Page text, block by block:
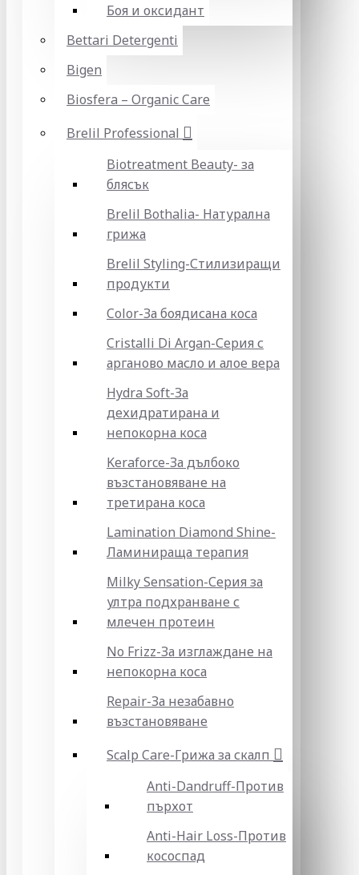
Боя и оксидант
Bettari Detergenti
Bigen
Biosfera – Organic Care
Brelil Professional
Biotreatment Beauty- за
блясък
Brelil Bothalia- Натурална
грижа
Brelil Styling-Стилизиращи
продукти
Color-За боядисана коса
Cristalli Di Argan-Серия с
арганово масло и алое вера
Hydra Soft-За
дехидратирана и
непокорна коса
Keraforce-За дълбоко
възстановяване на
третирана коса
Lamination Diamond Shine-
Ламинираща терапия
Milky Sensation-Серия за
ултра подхранване с
млечен протеин
No Frizz-За изглаждане на
непокорна коса
Repair-За незабавно
възстановяване
Scalp Care-Грижа за скалп
Anti-Dandruff-Против
пърхот
Anti-Hair Loss-Против
кососпад